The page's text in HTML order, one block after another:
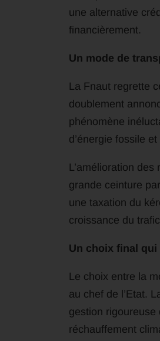
une alternative
financièrement.
Un mode de
La Fnaut regrette
doublement
phénomène
d’énergie fossile
L’amélioration
grande ceinture
une taxation du
croissance du
Un choix final
Le choix entre la
au chef de l’Etat.
gestion rigoureuse
réchauffement